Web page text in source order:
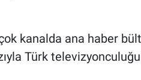
kanalda ana haber
Türk